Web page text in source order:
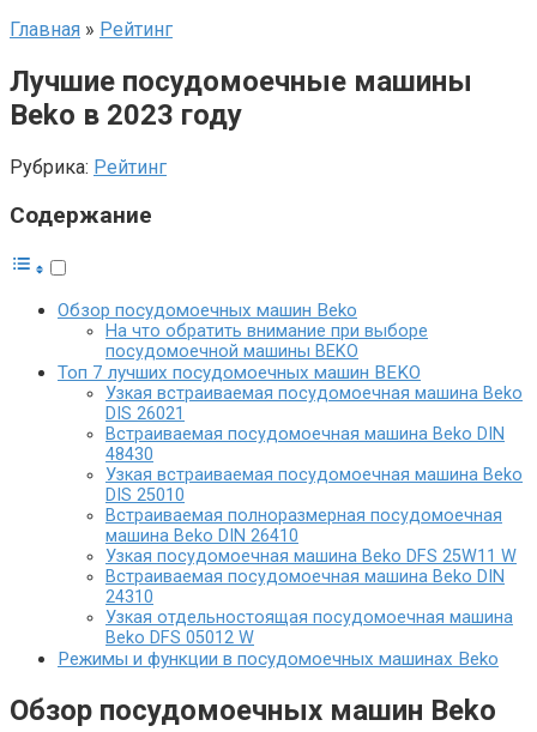
Главная » Рейтинг
Лучшие посудомоечные машины
Beko в 2023 году
Рубрика: Рейтинг
Содержание
Обзор посудомоечных машин Beko
На что обратить внимание при выборе
посудомоечной машины BEKO
Топ 7 лучших посудомоечных машин BEKO
Узкая встраиваемая посудомоечная машина Beko
DIS 26021
Встраиваемая посудомоечная машина Beko DIN
48430
Узкая встраиваемая посудомоечная машина Beko
DIS 25010
Встраиваемая полноразмерная посудомоечная
машина Beko DIN 26410
Узкая посудомоечная машина Beko DFS 25W11 W
Встраиваемая посудомоечная машина Beko DIN
24310
Узкая отдельностоящая посудомоечная машина
Beko DFS 05012 W
Режимы и функции в посудомоечных машинах Beko
Обзор посудомоечных машин Beko